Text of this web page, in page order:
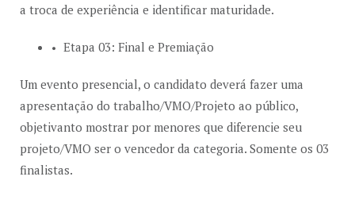
a troca de experiência e identificar maturidade.
Etapa 03: Final e Premiação
Um evento presencial, o candidato deverá fazer uma
apresentação do trabalho/VMO/Projeto ao público,
objetivanto mostrar por menores que diferencie seu
projeto/VMO ser o vencedor da categoria. Somente os 03
finalistas.